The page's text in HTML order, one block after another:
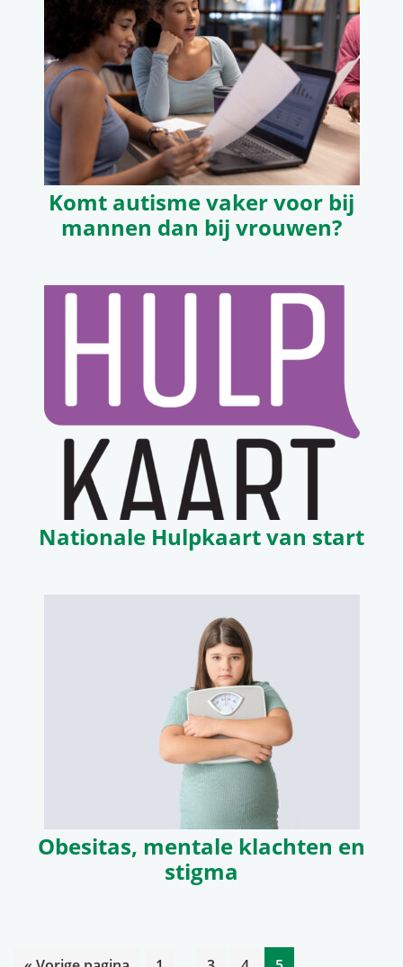
Komt autisme vaker voor bij
mannen dan bij vrouwen?
Nationale Hulpkaart van start
Obesitas, mentale klachten en
stigma
Interim